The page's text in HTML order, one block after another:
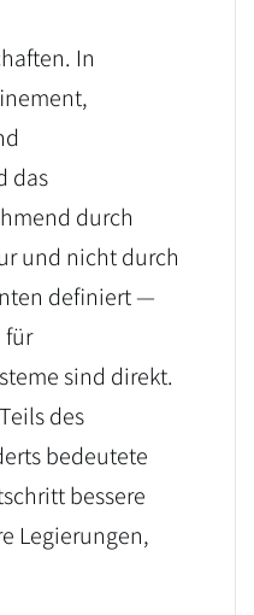
In
das
durch
und nicht durch
definiert —
für
sind direkt.
des
bedeutete
bessere
Legierungen,